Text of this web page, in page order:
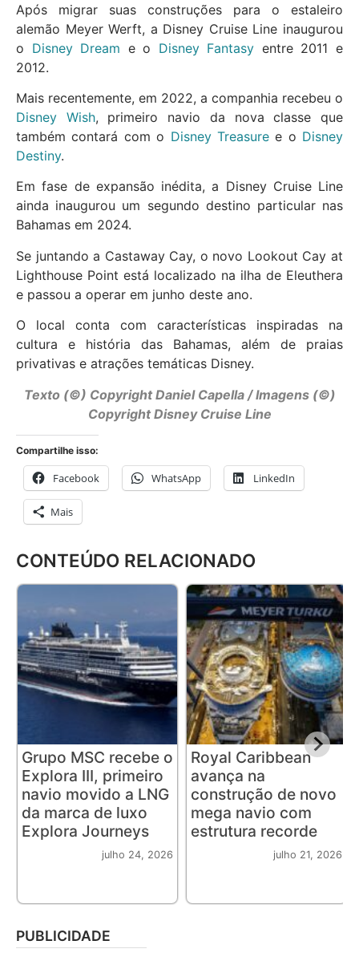
Após migrar suas construções para o estaleiro
alemão Meyer Werft, a Disney Cruise Line inaugurou
o Disney Dream e o Disney Fantasy entre 2011 e
2012.
Mais recentemente, em 2022, a companhia recebeu o
Disney Wish, primeiro navio da nova classe que
também contará com o Disney Treasuree o Disney
Destiny.
Em fase de expansão inédita, a Disney Cruise Line
ainda inaugurou um segundo destino particular nas
Bahamas em 2024.
Se juntando a Castaway Cay, o novo Lookout Cay at
Lighthouse Point está localizado na ilha de Eleuthera
e passou a operar em junho deste ano.
O local conta com características inspiradas na
cultura e história das Bahamas, além de praias
privativas e atrações temáticas Disney.
Texto (©) Copyright Daniel Capella / Imagens (©)
Copyright Disney Cruise Line
Compartilhe isso:
Facebook WhatsApp LinkedIn
Mais
CONTEÚDO RELACIONADO
Grupo MSC recebe o
Explora III, primeiro
navio movido a LNG
da marca de luxo
Explora Journeys
julho 24, 2026
Royal Caribbean
avança na
construção de novo
mega navio com
estrutura recorde
julho 21, 2026
PUBLICIDADE